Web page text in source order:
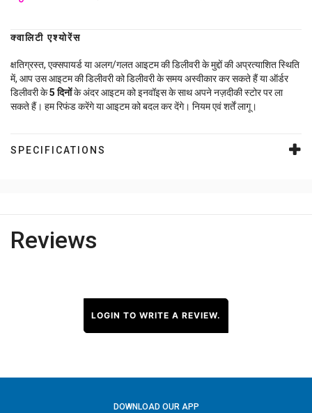
क्वालिटी एश्योरेंस
क्षतिग्रस्त, एक्सपायर्ड या अलग/गलत आइटम की डिलीवरी के मुद्दों की अप्रत्याशित स्थिति
में, आप उस आइटम की डिलीवरी को डिलीवरी के समय अस्वीकार कर सकते हैं या ऑर्डर
डिलीवरी के5 दिनोंके अंदर आइटम को इनवॉइस के साथ अपने नज़दीकी स्टोर पर ला
सकते हैं। हम रिफंड करेंगे या आइटम को बदल कर देंगे। नियम एवं शर्तें लागू।
SPECIFICATIONS
Reviews
LOGIN TO WRITE A REVIEW.
DOWNLOAD OUR APP